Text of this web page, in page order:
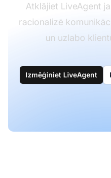
Atklājiet LiveAgent
racionalizē
un uzlabo
Izmēģiniet LiveAgent